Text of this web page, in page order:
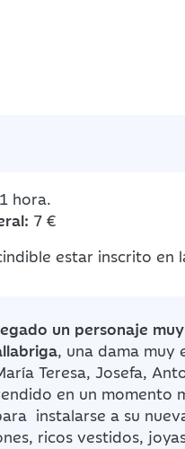
1 hora.
7 €
estar inscrito
un personaje
, una dama muy
Teresa, Josefa,
en un momento
instalarse a su
ricos vestidos,